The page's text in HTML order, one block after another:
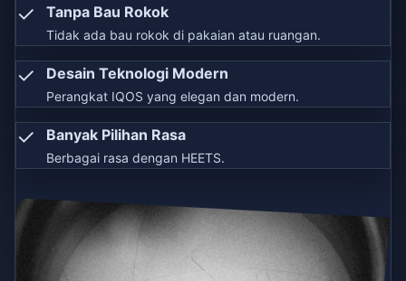
✓ Tanpa Bau Rokok
Tidak ada bau rokok di pakaian atau ruangan.
✓ Desain Teknologi Modern
Perangkat IQOS yang elegan dan modern.
✓ Banyak Pilihan Rasa
Berbagai rasa dengan HEETS.